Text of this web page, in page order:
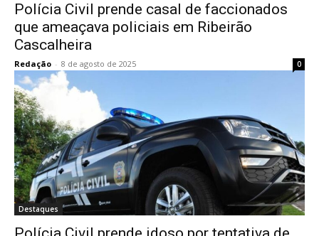
Polícia Civil prende casal de faccionados
que ameaçava policiais em Ribeirão
Cascalheira
Redação - 8 de agosto de 2025 0
Destaques